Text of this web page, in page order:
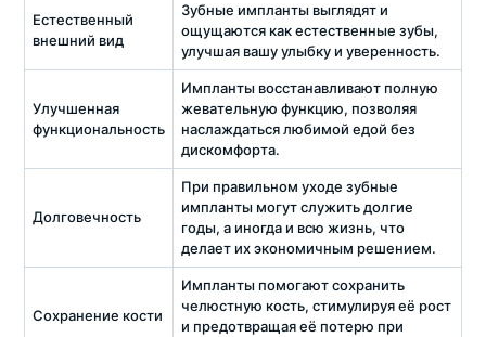
Естественный
внешний вид
Зубные импланты выглядят и
ощущаются как естественные зубы,
улучшая вашу улыбку и уверенность.
Улучшенная
функциональность
Импланты восстанавливают полную
жевательную функцию, позволяя
наслаждаться любимой едой без
дискомфорта.
Долговечность
При правильном уходе зубные
импланты могут служить долгие
годы, а иногда и всю жизнь, что
делает их экономичным решением.
Сохранение кости
Импланты помогают сохранить
челюстную кость, стимулируя её рост
и предотвращая её потерю при